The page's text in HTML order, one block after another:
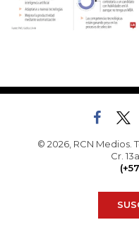
© 2026, RCN Medios.
Cr.